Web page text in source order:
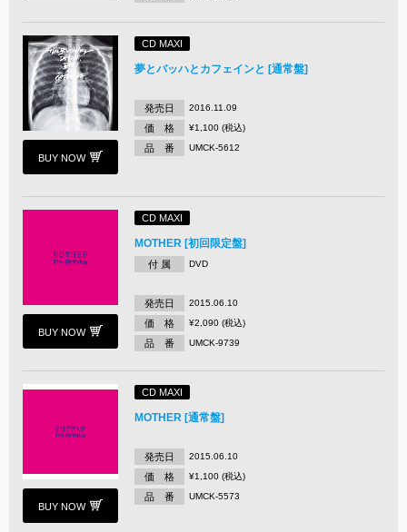
BUY NOW
CD MAXI
夢とバッハとカフェインと [通常盤]
発売日 2016.11.09
価 格 ¥1,100 (税込)
品 番 UMCK-5612
BUY NOW
CD MAXI
MOTHER [初回限定盤]
付 属 DVD
発売日 2015.06.10
価 格 ¥2,090 (税込)
品 番 UMCK-9739
BUY NOW
CD MAXI
MOTHER [通常盤]
発売日 2015.06.10
価 格 ¥1,100 (税込)
品 番 UMCK-5573